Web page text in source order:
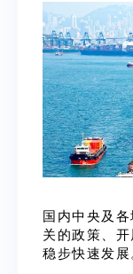
国内中央及
关的政策、
稳步快速发展